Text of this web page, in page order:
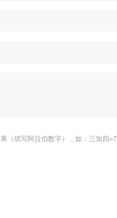
（填写阿拉伯数字），如：三加四=7